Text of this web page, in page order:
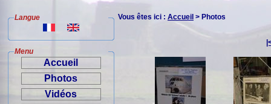
Langue
Menu
Accueil
Photos
Vidéos
Vous êtes ici : Accueil > Photos